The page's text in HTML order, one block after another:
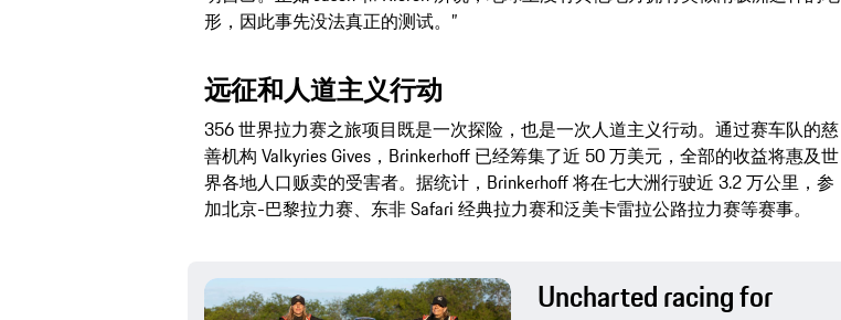
形，因此事先没法真正的测试。”
远征和人道主义行动
356 世界拉力赛之旅项目既是一次探险，也是一次人道主义行动。通过赛车队的慈
善机构 Valkyries Gives，Brinkerhoff 已经筹集了近 50 万美元，全部的收益将惠及世
界各地人口贩卖的受害者。据统计，Brinkerhoff 将在七大洲行驶近 3.2 万公里，参
加北京-巴黎拉力赛、东非 Safari 经典拉力赛和泛美卡雷拉公路拉力赛等赛事。
Uncharted racing for